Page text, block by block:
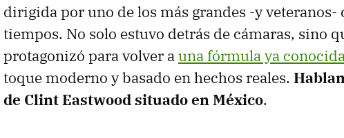
dirigida por uno de los más grandes -y veteranos-
tiempos. No solo estuvo detrás de cámaras, sino
protagonizó para volver auna fórmula ya
toque moderno y basado en hechos reales.
de Clint Eastwood situado en México.